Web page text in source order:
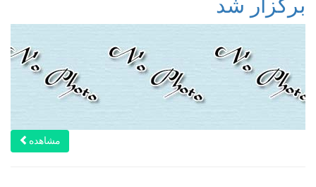
برگزار شد
مشاهده